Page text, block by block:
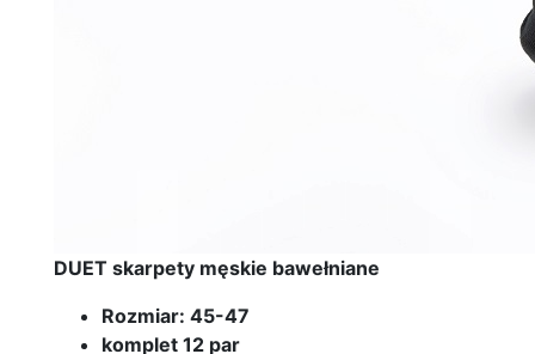
DUET skarpety męskie bawełniane
Rozmiar: 45-47
komplet 12 par